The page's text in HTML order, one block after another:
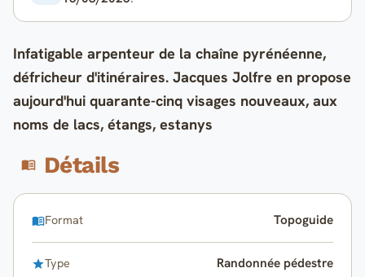
Infatigable arpenteur de la chaîne pyrénéenne,
défricheur d'itinéraires. Jacques Jolfre en propose
aujourd'hui quarante-cinq visages nouveaux, aux
noms de lacs, étangs, estanys
Détails
Format Topoguide
Type Randonnée pédestre